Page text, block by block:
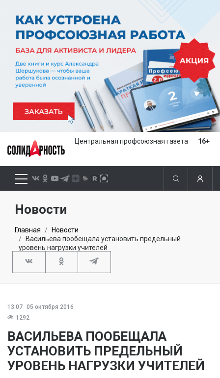
Центральная профсоюзная газета 16+
Новости
Главная
Новости
Васильева пообещала установить предельный
уровень нагрузки учителей
13:07 05 октября 2016
1292
ВАСИЛЬЕВА ПООБЕЩАЛА
УСТАНОВИТЬ ПРЕДЕЛЬНЫЙ
УРОВЕНЬ НАГРУЗКИ УЧИТЕЛЕЙ